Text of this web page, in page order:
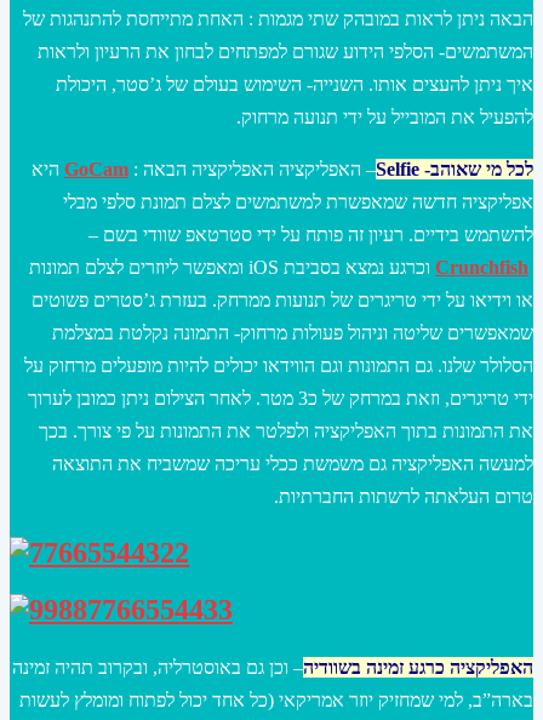
הבאה ניתן לראות במובהק שתי מגמות : האחת מתייחסת להתנהגות של
המשתמשים- הסלפי הידוע שגורם למפתחים לבחון את הרעיון ולראות
איך ניתן להעצים אותו. השנייה- השימוש בעולם של ג’סטר, היכולת
להפעיל את המובייל על ידי תנועה מרחוק.
לכל מי שאוהב- Selfie – האפליקציה האפליקציה הבאה : GoCam היא
אפליקציה חדשה שמאפשרת למשתמשים לצלם תמונת סלפי מבלי
להשתמש בידיים. רעיון זה פותח על ידי סטרטאפ שוודי בשם –
Crunchfish
וכרגע נמצא בסביבת iOS ומאפשר ליוזרים לצלם תמונות
או וידיאו על ידי טריגרים של תנועות ממרחק. בעזרת ג’סטרים פשוטים
שמאפשרים שליטה וניהול פעולות מרחוק- התמונה נקלטת במצלמת
הסלולר שלנו. גם התמונות וגם הווידאו יכולים להיות מופעלים מרחוק על
ידי טריגרים, וזאת במרחק של כ3 מטר. לאחר הצילום ניתן כמובן לערוך
את התמונות בתוך האפליקציה ולפלטר את התמונות על פי צורך. בכך
למעשה האפליקציה גם משמשת ככלי עריכה שמשביח את התוצאה
טרום העלאתה לרשתות החברתיות.
האפליקציה כרגע זמינה בשוודיה– וכן גם באוסטרליה, ובקרוב תהיה זמינה
בארה”ב, למי שמחזיק יוזר אמריקאי (כל אחד יכול לפתוח ומומלץ לעשות